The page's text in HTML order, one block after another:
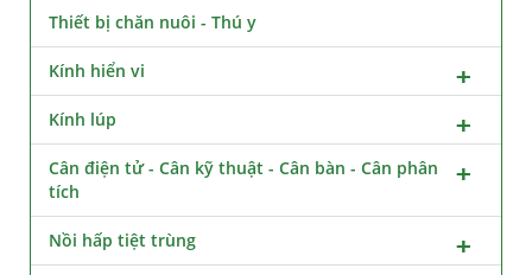
Thiết bị chăn nuôi - Thú y
Kính hiển vi
Kính lúp
Cân điện tử - Cân kỹ thuật - Cân bàn - Cân phân
tích
Nồi hấp tiệt trùng